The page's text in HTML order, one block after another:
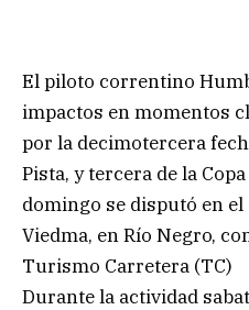
El piloto correntino
impactos en momentos
por la decimotercera
Pista, y tercera de la
domingo se disputó en
Viedma, en Río Negro,
Turismo Carretera (TC)
Durante la actividad